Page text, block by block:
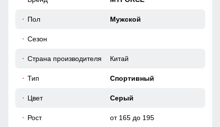
Пол Мужской
Сезон
Страна производителя Китай
Тип Спортивный
Цвет Серый
Рост от 165 до 195